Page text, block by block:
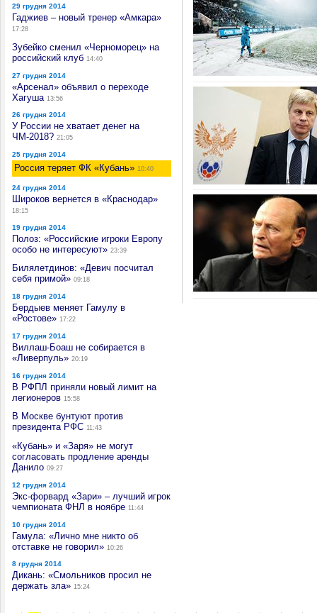
29 грудня 2014
Гаджиев – новый тренер «Амкара»
17:28
Зубейко сменил «Черноморец» на
российский клуб 14:40
27 грудня 2014
«Арсенал» объявил о переходе
Хагуша 13:56
26 грудня 2014
У России не хватает денег на
ЧМ-2018? 21:05
25 грудня 2014
Россия теряет ФК «Кубань» 10:40
24 грудня 2014
Широков вернется в «Краснодар»
18:15
19 грудня 2014
Полоз: «Российские игроки Европу
особо не интересуют» 23:39
Билялетдинов: «Девич посчитал
себя примой» 09:18
18 грудня 2014
Бердыев меняет Гамулу в
«Ростове» 17:22
17 грудня 2014
Виллаш-Боаш не собирается в
«Ливерпуль» 20:19
16 грудня 2014
В РФПЛ приняли новый лимит на
легионеров 15:58
В Москве бунтуют против
президента РФС 11:43
«Кубань» и «Заря» не могут
согласовать продление аренды
Данило 09:27
12 грудня 2014
Экс-форвард «Зари» – лучший игрок
чемпионата ФНЛ в ноябре 11:44
10 грудня 2014
Гамула: «Лично мне никто об
отставке не говорил» 10:26
8 грудня 2014
Дикань: «Смольников просил не
держать зла» 15:24